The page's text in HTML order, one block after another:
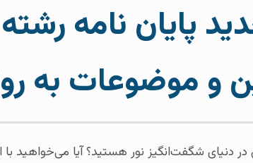
پایان نامه
و موضوعات به
در دنیای شگفت‌انگیز نور هستید؟ آیا می‌خواهید